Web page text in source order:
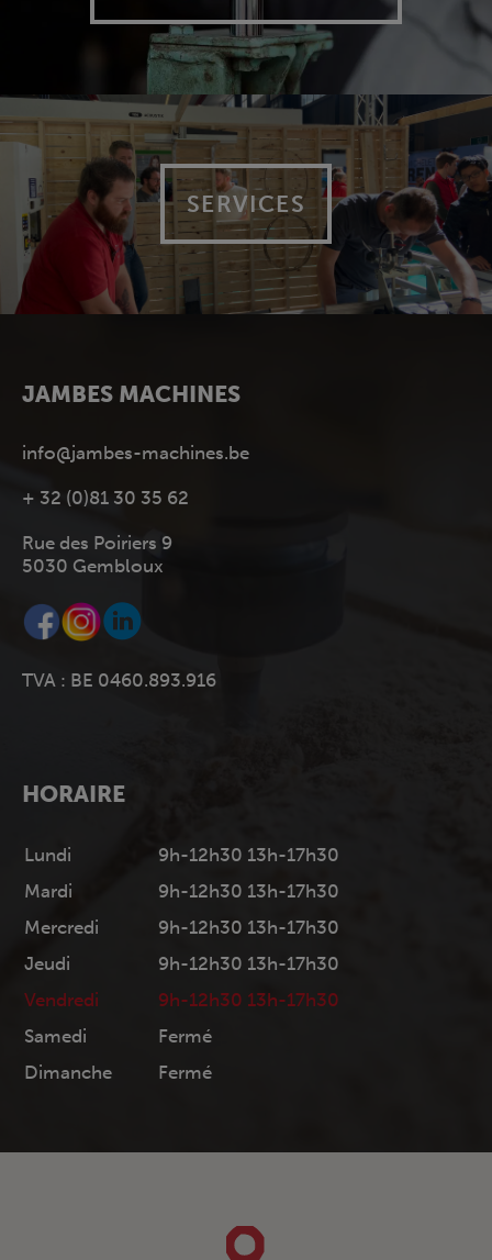
SERVICES
JAMBES MACHINES
info@jambes-machines.be
+ 32 (0)81 30 35 62
Rue des Poiriers 9
5030 Gembloux
TVA : BE 0460.893.916
HORAIRE
Lundi
9h-12h30 13h-17h30
Mardi
9h-12h30 13h-17h30
Mercredi
9h-12h30 13h-17h30
Jeudi
9h-12h30 13h-17h30
Vendredi
9h-12h30 13h-17h30
Samedi
Fermé
Dimanche
Fermé